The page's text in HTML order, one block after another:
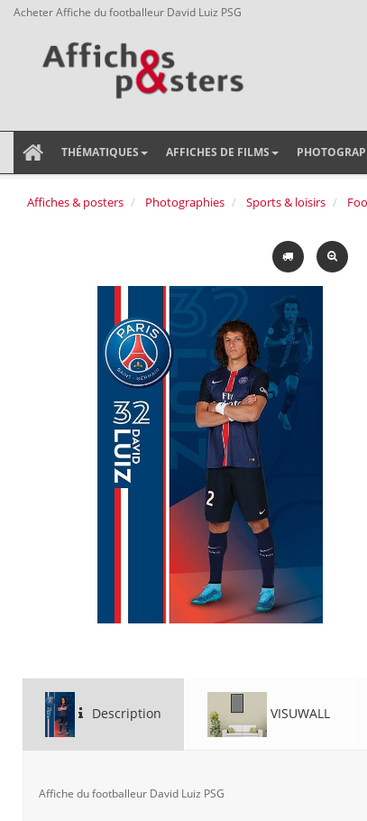
Acheter Affiche du footballeur David Luiz PSG
THÉMATIQUES AFFICHES DE FILMS
Affiches & posters Photographies Sports & loisirs
Description VISUWALL
Affiche du footballeur David Luiz PSG